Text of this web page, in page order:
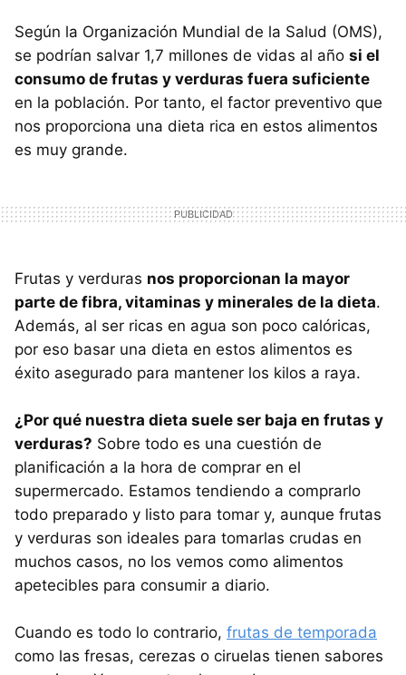
Según la Organización Mundial de la Salud (OMS),
se podrían salvar 1,7 millones de vidas al año si el
consumo de frutas y verduras fuera suficiente
en la población. Por tanto, el factor preventivo que
nos proporciona una dieta rica en estos alimentos
es muy grande.
Frutas y verduras nos proporcionan la mayor
parte de fibra, vitaminas y minerales de la dieta.
Además, al ser ricas en agua son poco calóricas,
por eso basar una dieta en estos alimentos es
éxito asegurado para mantener los kilos a raya.
¿Por qué nuestra dieta suele ser baja en frutas y
verduras? Sobre todo es una cuestión de
planificación a la hora de comprar en el
supermercado. Estamos tendiendo a comprarlo
todo preparado y listo para tomar y, aunque frutas
y verduras son ideales para tomarlas crudas en
muchos casos, no los vemos como alimentos
apetecibles para consumir a diario.
Cuando es todo lo contrario, frutas de temporada
como las fresas, cerezas o ciruelas tienen sabores